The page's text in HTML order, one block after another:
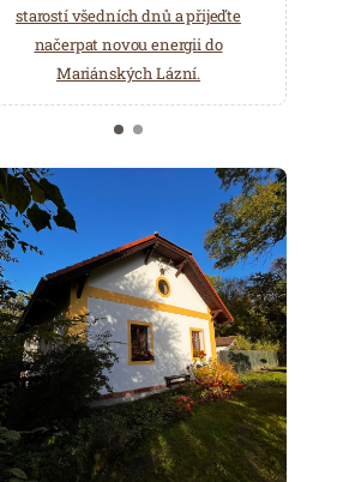
starostí všedních dnů a přijeďte
načerpat novou energii do
Mariánských Lázní.
relaxace v oáze klidu a pohody.
Několik druhů saun a různé možnosti
ochlazení.